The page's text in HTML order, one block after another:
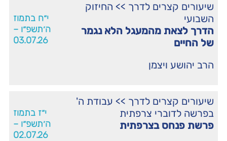
שיעורים קצרים לדרך >> החיזוק
השבועי
הדרך לצאת מהמעגל הלא נגמר
של החיים
הרב יהושע ויצמן
י״ח בתמוז
ה׳תשפ״ו –
03.07.26
שיעורים קצרים לדרך >> עבודת ה'
בפרשה לדוברי צרפתית
פרשת פנחס בצרפתית
י״ז בתמוז
ה׳תשפ״ו –
02.07.26